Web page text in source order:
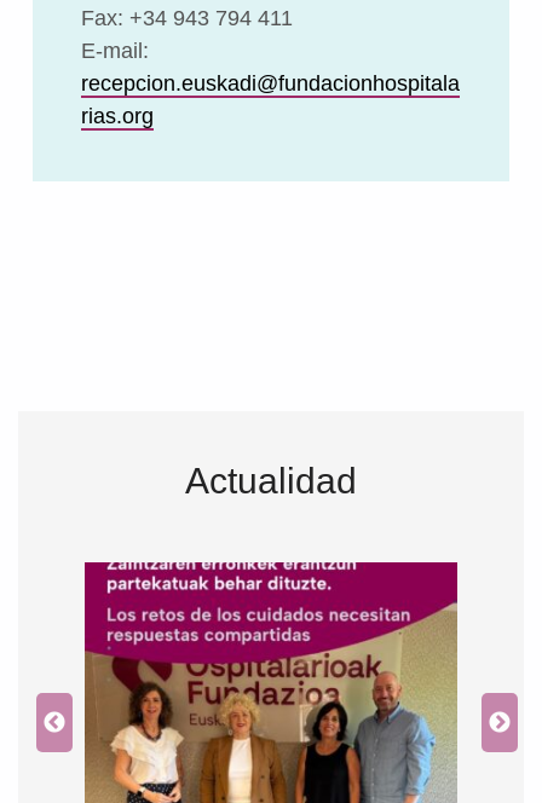
Fax: +34 943 794 411
E-mail:
recepcion.euskadi@fundacionhospitala
rias.org
Actualidad